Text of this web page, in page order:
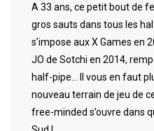
A 33 ans, ce petit bout de
gros sauts dans tous les
s’impose aux X Games en
JO de Sotchi en 2014,
half-pipe… Il vous en faut
nouveau terrain de jeu de
free-minded s’ouvre dans